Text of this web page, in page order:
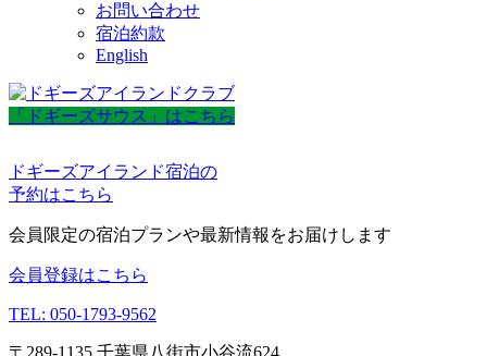
お問い合わせ
宿泊約款
English
「ドギーズサウス」はこちら
ドギーズアイランド宿泊の
予約はこちら
会員限定の宿泊プランや最新情報をお届けします
会員登録はこちら
TEL: 050-1793-9562
〒289-1135 千葉県八街市小谷流624